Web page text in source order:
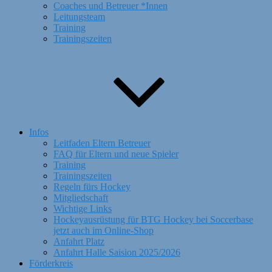
Coaches und Betreuer *Innen
Leitungsteam
Training
Trainingszeiten
Infos
Leitfaden Eltern Betreuer
FAQ für Eltern und neue Spieler
Training
Trainingszeiten
Regeln fürs Hockey
Mitgliedschaft
Wichtige Links
Hockeyausrüstung für BTG Hockey bei Soccerbase
jetzt auch im Online-Shop
Anfahrt Platz
Anfahrt Halle Saision 2025/2026
Förderkreis